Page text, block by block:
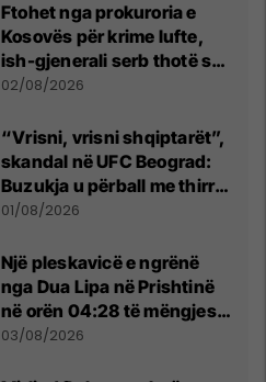
Ftohet nga prokuroria e
Kosovës për krime lufte,
ish-gjenerali serb thotë se
dikush e tradhtoi në
02/08/2026
“Vrisni, vrisni shqiptarët”,
skandal në UFC Beograd:
Buzukja u përball me thirrje
anti-shqiptare nga
01/08/2026
Një pleskavicë e ngrënë
nga Dua Lipa në Prishtinë
në orën 04:28 të mëngjesit
- dhe bota digjitale serbe
03/08/2026